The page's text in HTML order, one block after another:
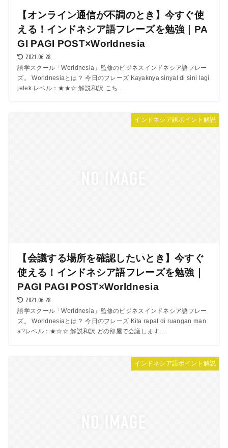
【オンライン通信が不調のとき】今すぐ使
える！インドネシア語フレーズを勉強｜PA
GI PAGI POST×Worldnesia
2021.06.28
語学スクール「Worldnesia」監修のビジネスインドネシア語フレー
ズ。 Worldnesiaとは？ 今日のフレーズ Kayaknya sinyal di sini lagi
jelek.レベル：★★☆ 解説和訳 こち...
インドネシア語ポイント解説
【会議する場所を確認したいとき】今すぐ
使える！インドネシア語フレーズを勉強｜
PAGI PAGI POST×Worldnesia
2021.06.28
語学スクール「Worldnesia」監修のビジネスインドネシア語フレー
ズ。 Worldnesiaとは？ 今日のフレーズ Kita rapat di ruangan man
a?レベル：★☆☆ 解説和訳 どの部屋で会議します...
インドネシア語ポイント解説